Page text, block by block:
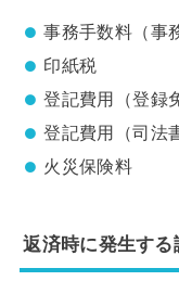
事務手数料（事
印紙税
登記費用（登録
登記費用（司法
火災保険料
返済時に発生す